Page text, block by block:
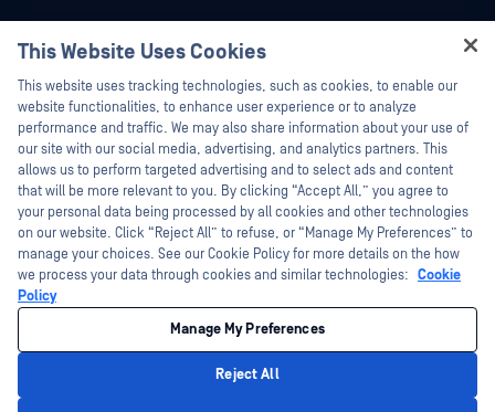
©2026OPSWAT . 保留所有权利。OPSWAT、MetaDefender、Metascan、
MetaAccess、OPSWAT 、"不信任文件，不信任设备"、"OPSWAT "、"保护全球关
键基础设施"、"Deep CDR™技术"、"InQuest"、"InQuest标
识"、"DFI"、"RetroHunt"、"深度文件检测"及"加入追踪"OPSWAT 的商标。第三方
商标归其各自所有者所有。
This Website Uses Cookies
This website uses tracking technologies, such as cookies, to enable our
website functionalities, to enhance user experience or to analyze
performance and traffic. We may also share information about your use of
our site with our social media, advertising, and analytics partners. This
allows us to perform targeted advertising and to select ads and content
that will be more relevant to you. By clicking “Accept All,” you agree to
your personal data being processed by all cookies and other technologies
on our website. Click “Reject All” to refuse, or “Manage My Preferences” to
manage your choices. See our Cookie Policy for more details on the how
we process your data through cookies and similar technologies: Cookie
Policy
Manage My Preferences
Reject All
Hey there!
I'm Ozzy, your OPSWAT virtual assistant.
How can I help you secure what's critical
today?